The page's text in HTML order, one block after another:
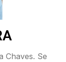
Chaves. Se